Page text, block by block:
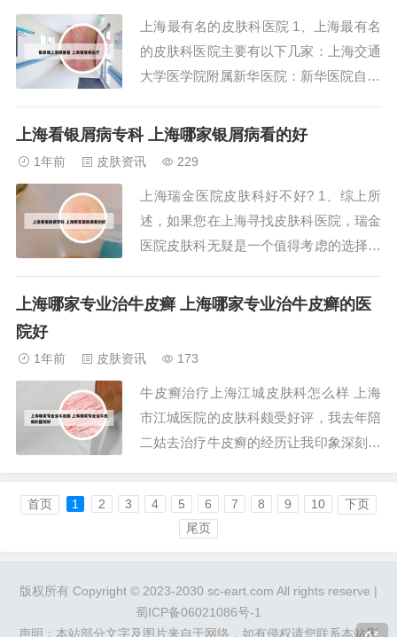
银屑病可以考虑上海江城的顾昌林，是当
地著名的...
上海最有名的皮肤科医院 1、上海最有名
的皮肤科医院主要有以下几家：上海交通
大学医学院附属新华医院：新华医院自19
的医疗团队，为皮肤病患者提供了全方位
通大学医学院附属瑞金医院皮肤科。以下
是关于...
上海看银屑病专科 上海哪家银屑病看的好
1年前 皮肤资讯 229
上海瑞金医院皮肤科好不好? 1、综上所
述，如果您在上海寻找皮肤科医院，瑞金
医院皮肤科无疑是一个值得考虑的选择。
服务，赢得了患者的广泛好评。复旦大学
治疗方面享有很高的声誉。上海市中医医
院皮肤科：...
上海哪家专业治牛皮癣 上海哪家专业治牛皮癣的医
院好
1年前 皮肤资讯 173
牛皮癣治疗上海江城皮肤科怎么样 上海
市江城医院的皮肤科颇受好评，我去年陪
二姑去治疗牛皮癣的经历让我印象深刻。
转多家医院尝试多种药物治疗，但效果并
不理想，病情时常反复。转而来到江城医
院后，她的病情得到了有效的控制，至今
江城医院的皮...
首页 1 2 3 4 5 6 7 8 9 10
下页
尾页
版权所有 Copyright © 2023-2030 sc-eart.com All rights reserve |
蜀ICP备06021086号-1
声明：本站部分文字及图片来自于网络，如有侵权请您联系本站删